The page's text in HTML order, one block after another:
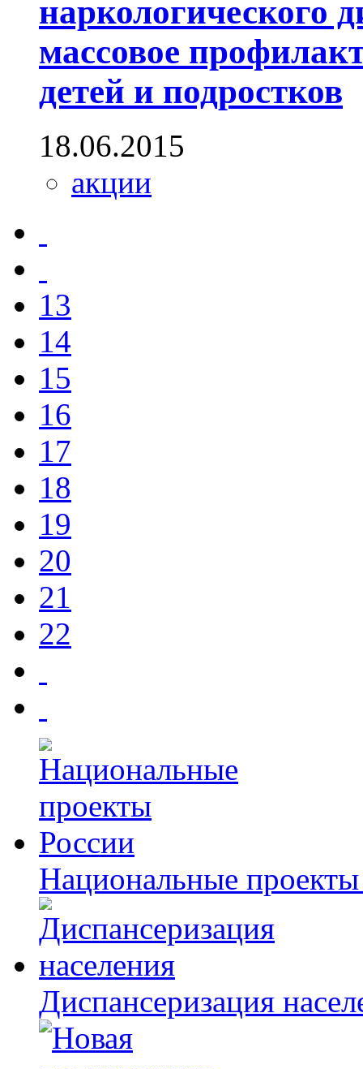
наркологического
массовое
детей и подростков
18.06.2015
акции
13
14
15
16
17
18
19
20
21
22
Национальные
Диспансеризация